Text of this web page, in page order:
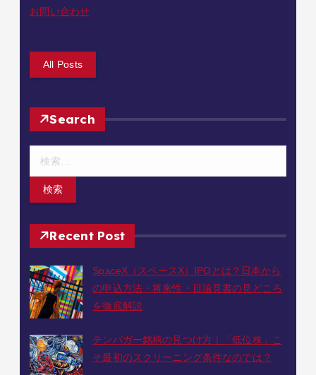
お問い合わせ
All Posts
Search
Recent Post
SpaceX（スペースX）IPOとは？日本から
の申込方法・将来性・目論見書の見どころ
を徹底解説
テンバガー銘柄の見つけ方｜「低位株」こ
そ最初のスクリーニング条件なのでは？